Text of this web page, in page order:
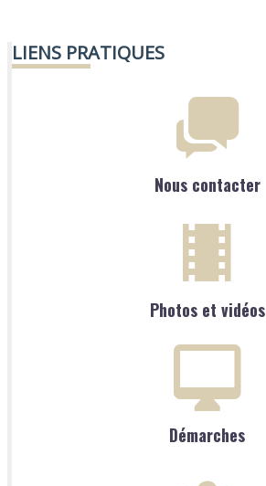
LIENS PRATIQUES
Nous contacter
Photos et vidéos
Démarches